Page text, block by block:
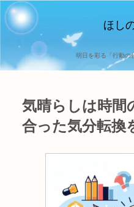
ほし
明日を彩る「行動の
気晴らしは時間
合った気分転換